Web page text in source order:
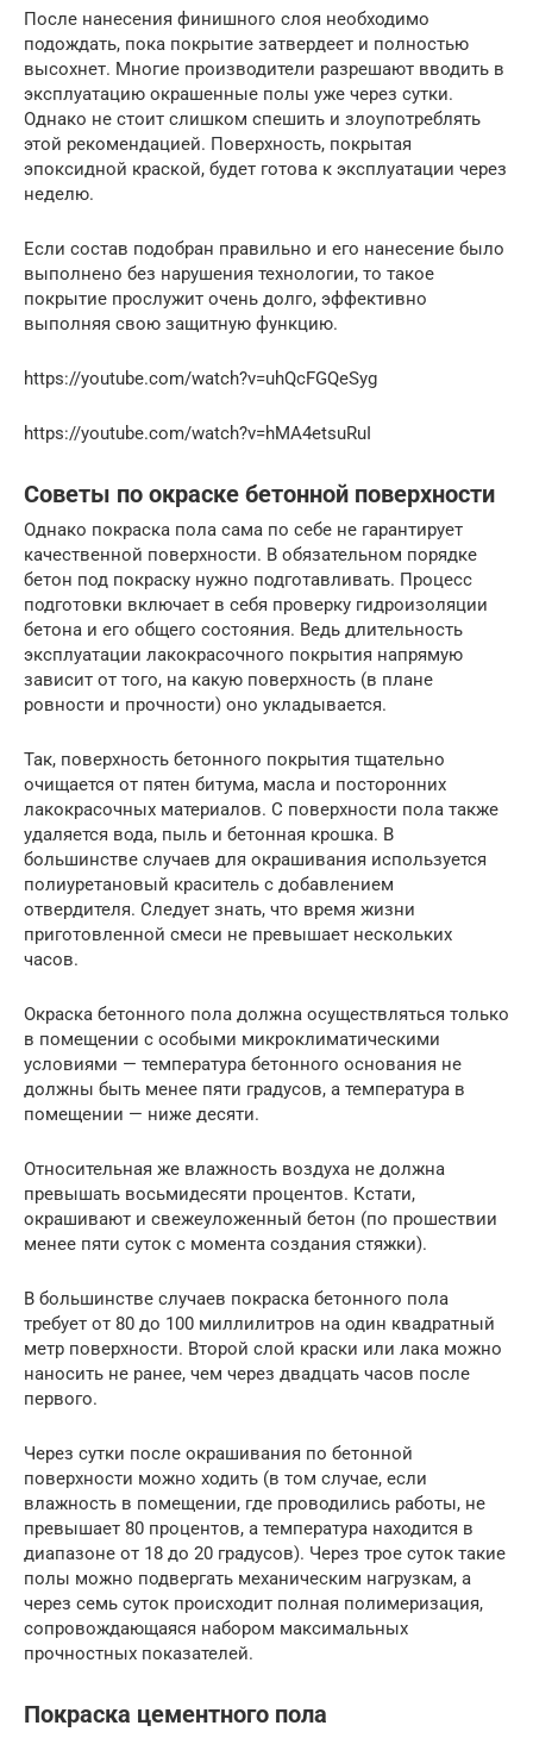
После нанесения финишного слоя необходимо
подождать, пока покрытие затвердеет и полностью
высохнет. Многие производители разрешают вводить в
эксплуатацию окрашенные полы уже через сутки.
Однако не стоит слишком спешить и злоупотреблять
этой рекомендацией. Поверхность, покрытая
эпоксидной краской, будет готова к эксплуатации через
неделю.
Если состав подобран правильно и его нанесение было
выполнено без нарушения технологии, то такое
покрытие прослужит очень долго, эффективно
выполняя свою защитную функцию.
https://youtube.com/watch?v=uhQcFGQeSyg
https://youtube.com/watch?v=hMA4etsuRuI
Советы по окраске бетонной поверхности
Однако покраска пола сама по себе не гарантирует
качественной поверхности. В обязательном порядке
бетон под покраску нужно подготавливать. Процесс
подготовки включает в себя проверку гидроизоляции
бетона и его общего состояния. Ведь длительность
эксплуатации лакокрасочного покрытия напрямую
зависит от того, на какую поверхность (в плане
ровности и прочности) оно укладывается.
Так, поверхность бетонного покрытия тщательно
очищается от пятен битума, масла и посторонних
лакокрасочных материалов. С поверхности пола также
удаляется вода, пыль и бетонная крошка. В
большинстве случаев для окрашивания используется
полиуретановый краситель с добавлением
отвердителя. Следует знать, что время жизни
приготовленной смеси не превышает нескольких
часов.
Окраска бетонного пола должна осуществляться только
в помещении с особыми микроклиматическими
условиями — температура бетонного основания не
должны быть менее пяти градусов, а температура в
помещении — ниже десяти.
Относительная же влажность воздуха не должна
превышать восьмидесяти процентов. Кстати,
окрашивают и свежеуложенный бетон (по прошествии
менее пяти суток с момента создания стяжки).
В большинстве случаев покраска бетонного пола
требует от 80 до 100 миллилитров на один квадратный
метр поверхности. Второй слой краски или лака можно
наносить не ранее, чем через двадцать часов после
первого.
Через сутки после окрашивания по бетонной
поверхности можно ходить (в том случае, если
влажность в помещении, где проводились работы, не
превышает 80 процентов, а температура находится в
диапазоне от 18 до 20 градусов). Через трое суток такие
полы можно подвергать механическим нагрузкам, а
через семь суток происходит полная полимеризация,
сопровождающаяся набором максимальных
прочностных показателей.
Покраска цементного пола